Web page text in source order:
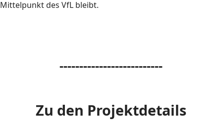
Mittelpunkt des VfL bleibt.
--------------------------
Zu den Projektdetails